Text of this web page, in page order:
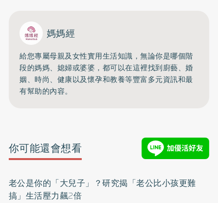
媽媽經
給您專屬母親及女性實用生活知識，無論你是哪個階
段的媽媽、媳婦或婆婆，都可以在這裡找到廚藝、婚
姻、時尚、健康以及懷孕和教養等豐富多元資訊和最
有幫助的內容。
你可能還會想看
老公是你的「大兒子」？研究揭「老公比小孩更難
搞」生活壓力飆2倍